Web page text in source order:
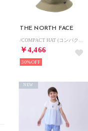
THE NORTH FACE
￥4,466
30%
NEW